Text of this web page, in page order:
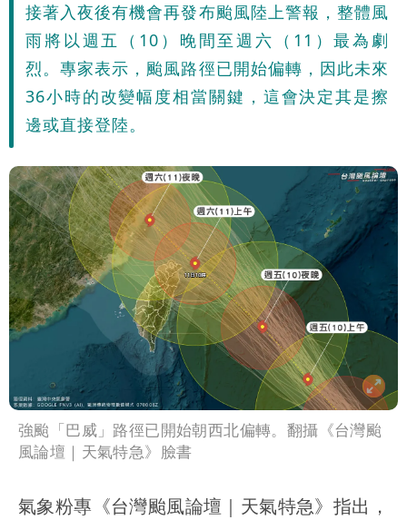
接著入夜後有機會再發布颱風陸上警報，整體風
雨將以週五（10）晚間至週六（11）最為劇
烈。專家表示，颱風路徑已開始偏轉，因此未來
36小時的改變幅度相當關鍵，這會決定其是擦
邊或直接登陸。
強颱「巴威」路徑已開始朝西北偏轉。翻攝《台灣颱
風論壇｜天氣特急》臉書
氣象粉專《台灣颱風論壇｜天氣特急》指出，